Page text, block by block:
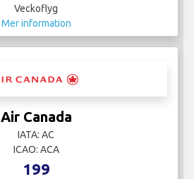
Veckoflyg
Mer information
Air Canada
IATA: AC
ICAO: ACA
199